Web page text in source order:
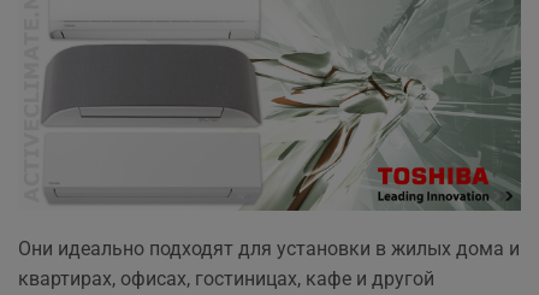
Они идеально подходят для установки в жилых дома и
квартирах, офисах, гостиницах, кафе и другой